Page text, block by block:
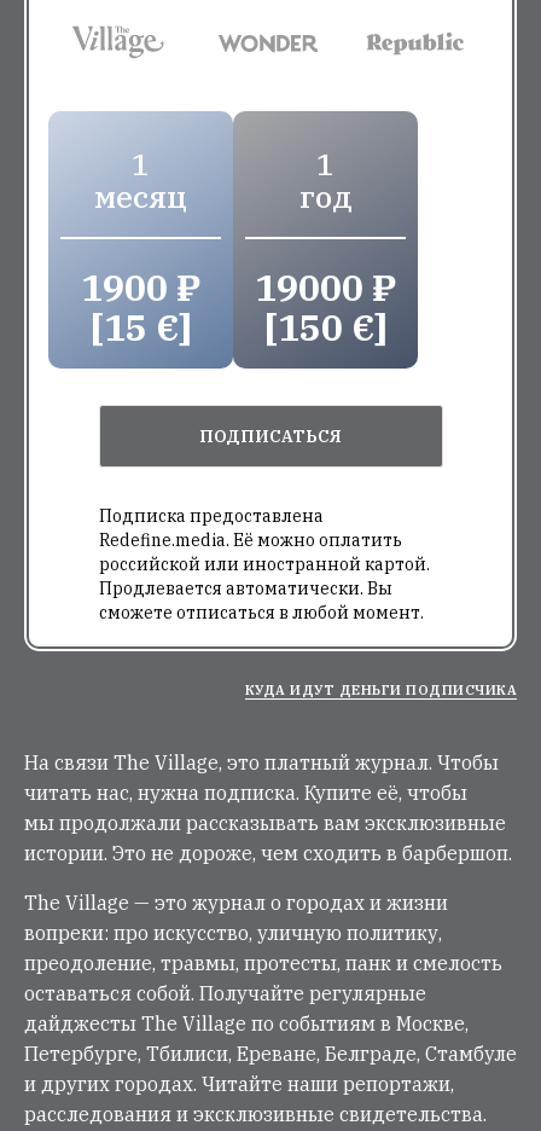
1
месяц
1900 ₽
[15 €]
1
год
19000 ₽
[150 €]
ПОДПИСАТЬСЯ
Подписка предоставлена
Redefine.media. Её можно оплатить
российской или иностранной картой.
Продлевается автоматически. Вы
сможете отписаться в любой момент.
КУДА ИДУТ ДЕНЬГИ ПОДПИСЧИКА
На связи The Village, это платный журнал. Чтобы
читать нас, нужна подписка. Купите её, чтобы
мы продолжали рассказывать вам эксклюзивные
истории. Это не дороже, чем сходить в барбершоп.
The Village — это журнал о городах и жизни
вопреки: про искусство, уличную политику,
преодоление, травмы, протесты, панк и смелость
оставаться собой. Получайте регулярные
дайджесты The Village по событиям в Москве,
Петербурге, Тбилиси, Ереване, Белграде, Стамбуле
и других городах. Читайте наши репортажи,
расследования и эксклюзивные свидетельства.